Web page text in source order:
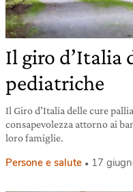
Il giro d’Italia
pediatriche
Il Giro d’Italia delle cure
consapevolezza attorno ai
loro famiglie.
Persone e salute 17